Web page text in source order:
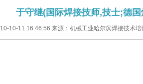
于守继(国际焊接技师,技士;德
10-11 16:46:56 来源：机械工业哈尔滨焊接技术培